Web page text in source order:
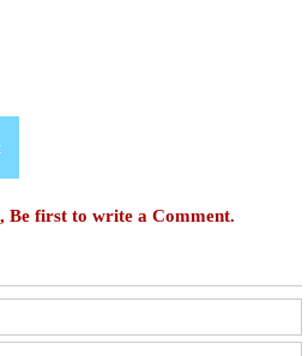
Be first to write a Comment.